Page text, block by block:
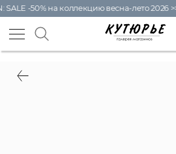
-50% на коллекцию весна-лето 2026 >>>